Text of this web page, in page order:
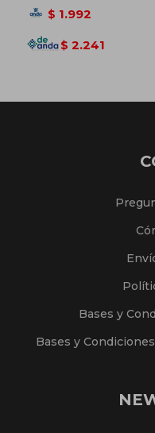
$ 1.992
$ 2.241
Bases y
Bases y